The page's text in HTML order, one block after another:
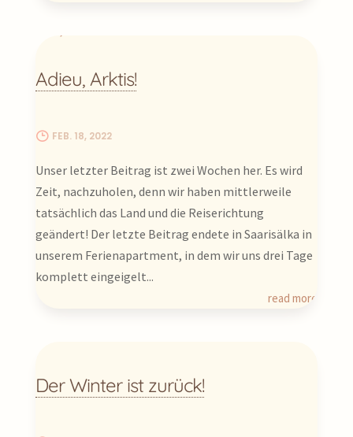
Adieu, Arktis!
FEB. 18, 2022
Unser letzter Beitrag ist zwei Wochen her. Es wird
Zeit, nachzuholen, denn wir haben mittlerweile
tatsächlich das Land und die Reiserichtung
geändert! Der letzte Beitrag endete in Saarisälka in
unserem Ferienapartment, in dem wir uns drei Tage
komplett eingeigelt...
read more
Der Winter ist zurück!